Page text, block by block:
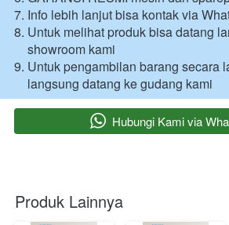
Info lebih lanjut bisa kontak via
Untuk melihat produk bisa datang
showroom kami
Untuk pengambilan barang secara
langsung datang ke gudang kami
` Hubungi Kami via
Produk Lainnya